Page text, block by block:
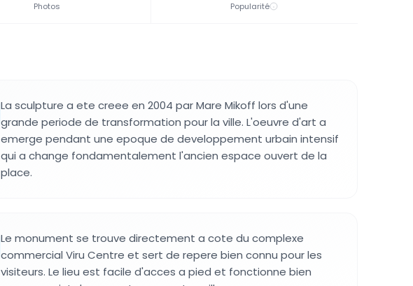
Photos Popularité
La sculpture a ete creee en 2004 par Mare Mikoff lors d'une
grande periode de transformation pour la ville. L'oeuvre d'art a
emerge pendant une epoque de developpement urbain intensif
qui a change fondamentalement l'ancien espace ouvert de la
place.
Le monument se trouve directement a cote du complexe
commercial Viru Centre et sert de repere bien connu pour les
visiteurs. Le lieu est facile d'acces a pied et fonctionne bien